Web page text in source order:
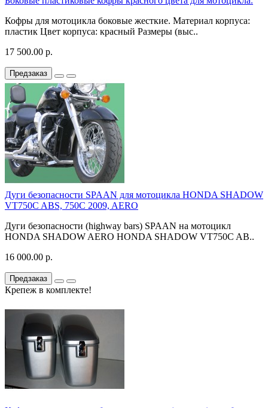
Кофры для мотоцикла боковые жесткие. Материал корпуса:
пластик Цвет корпуса: красный Размеры (выс..
17 500.00 р.
Предзаказ
Дуги безопасности SPAAN для мотоцикла HONDA SHADOW
VT750C ABS, 750C 2009, AERO
Дуги безопасности (highway bars) SPAAN на мотоцикл
HONDA SHADOW AERO HONDA SHADOW VT750C AB..
16 000.00 р.
Предзаказ
Крепеж в комплекте!